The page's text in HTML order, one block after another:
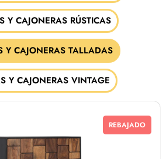
Y CAJONERAS RÚSTICAS
Y CAJONERAS TALLADAS
Y CAJONERAS VINTAGE
REBAJADO